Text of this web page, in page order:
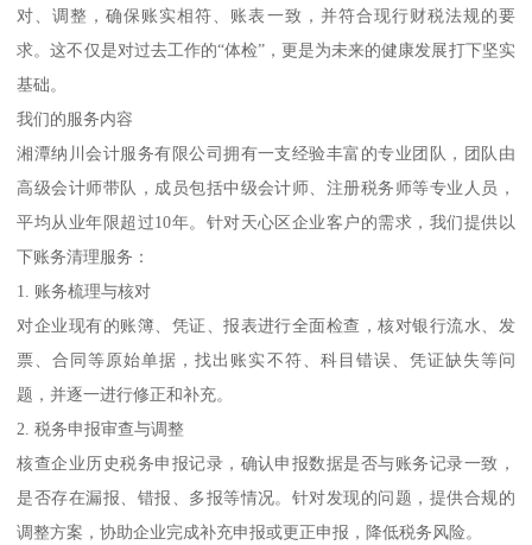
对、调整，确保账实相符、账表一致，并符合现行财税法规的要
求。这不仅是对过去工作的“体检”，更是为未来的健康发展打下坚实
基础。
我们的服务内容
湘潭纳川会计服务有限公司拥有一支经验丰富的专业团队，团队由
高级会计师带队，成员包括中级会计师、注册税务师等专业人员，
平均从业年限超过10年。针对天心区企业客户的需求，我们提供以
下账务清理服务：
1. 账务梳理与核对
对企业现有的账簿、凭证、报表进行全面检查，核对银行流水、发
票、合同等原始单据，找出账实不符、科目错误、凭证缺失等问
题，并逐一进行修正和补充。
2. 税务申报审查与调整
核查企业历史税务申报记录，确认申报数据是否与账务记录一致，
是否存在漏报、错报、多报等情况。针对发现的问题，提供合规的
调整方案，协助企业完成补充申报或更正申报，降低税务风险。